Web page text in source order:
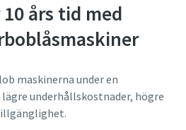
års tid med
maskinerna under en
underhållskostnader, högre